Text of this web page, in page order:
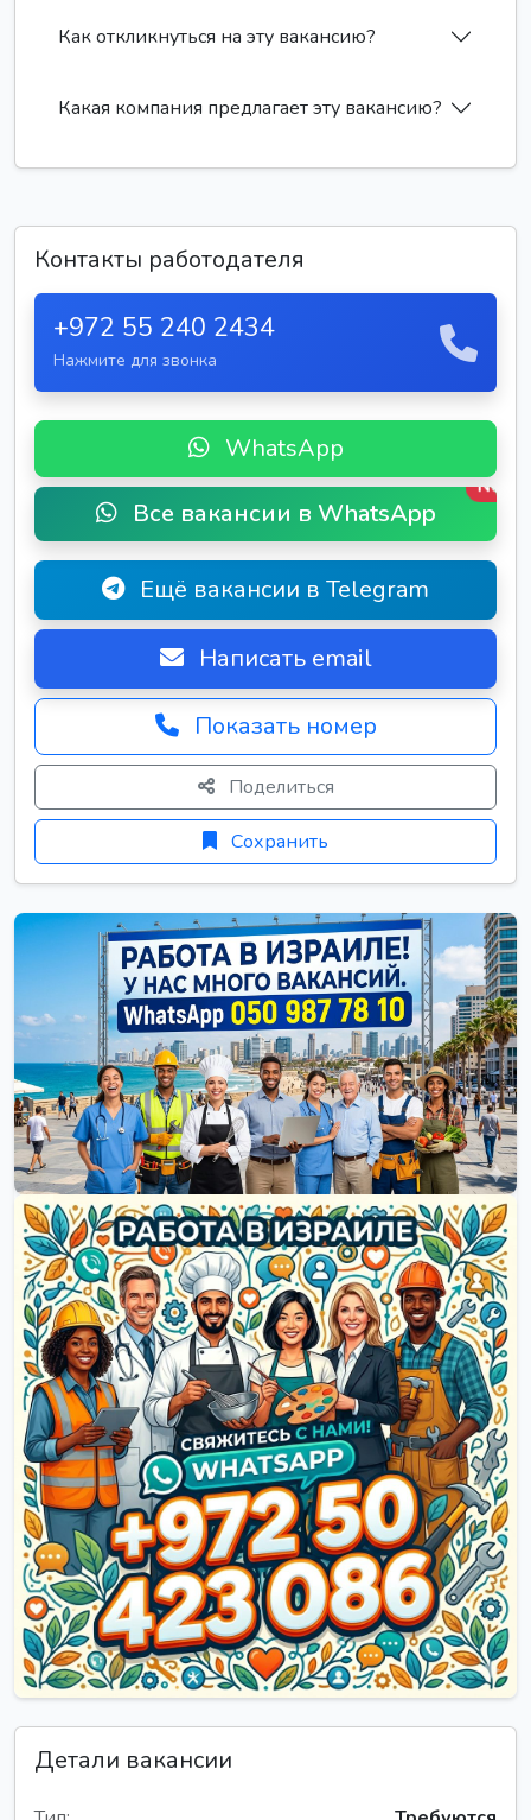
Как откликнуться на эту вакансию?
Какая компания предлагает эту вакансию?
Контакты работодателя
+972 55 240 2434
Нажмите для звонка
WhatsApp
Все вакансии в WhatsApp
New
Ещё вакансии в Telegram
Написать email
Показать номер
Поделиться
Сохранить
Детали вакансии